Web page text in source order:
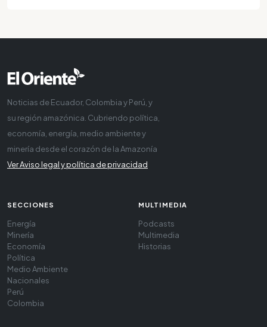
Noticias de Ecuador, Colombia y Perú, y
su región amazónica. Cubriendo política,
economía, energía, medio ambiente y
minería desde el corazón de la Amazonía
Ver Aviso legal y política de privacidad
SECCIONES
Energía
Minería
Economía
Política
Medio Ambiente
Nacionales
Perú
Colombia
MULTIMEDIA
Podcasts
Multimedia
Historias